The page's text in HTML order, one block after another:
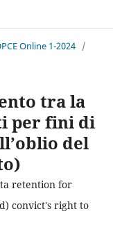
Online 1-2024 /
tra la
per fini di
del
retention for
convict's right to